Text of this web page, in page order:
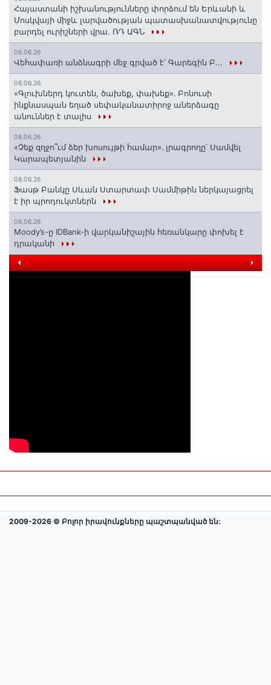
Հայաստանի իշխանությունները փորձում են Երևանի և
Մոսկվայի միջև լարվածության պատասխանատվությունը
բարդել ուրիշների վրա. ՌԴ ԱԳՆ
08.06.26
Վեհափառի անձնագրի մեջ գրված է՝ Գարեգին Բ...
08.06.26
«Գլուխներդ կուտեն, ծախեք, փախեք»․ Բոնուսի
ինքնասպան եղած սեփականատիրոջ աներձագը
անուններ է տալիս
08.06.26
«Չեք զղջո՞ւմ ձեր խոսույթի համար»․ լրագրողը՝ Սամվել
Կարապետյանին
08.06.26
Ֆասթ Բանկը Սևան Ստարտափ Սամմիթին ներկայացրել
է իր պրոդուկտներն
08.06.26
Moody’s-ը IDBank-ի վարկանիշային հեռանկարը փոխել է
դրականի
2009-2026 © Բոլոր իրավունքները պաշտպանված են: